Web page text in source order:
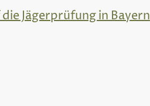
Jägerprüfung in Bayern